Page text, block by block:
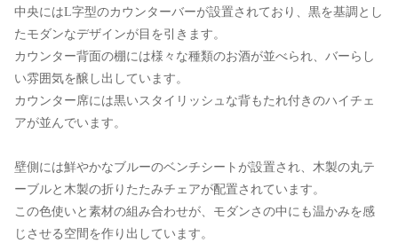
中央にはL字型のカウンターバーが設置されており、黒を基調とし
たモダンなデザインが目を引きます。
カウンター背面の棚には様々な種類のお酒が並べられ、バーらし
い雰囲気を醸し出しています。
カウンター席には黒いスタイリッシュな背もたれ付きのハイチェ
アが並んでいます。
壁側には鮮やかなブルーのベンチシートが設置され、木製の丸テ
ーブルと木製の折りたたみチェアが配置されています。
この色使いと素材の組み合わせが、モダンさの中にも温かみを感
じさせる空間を作り出しています。